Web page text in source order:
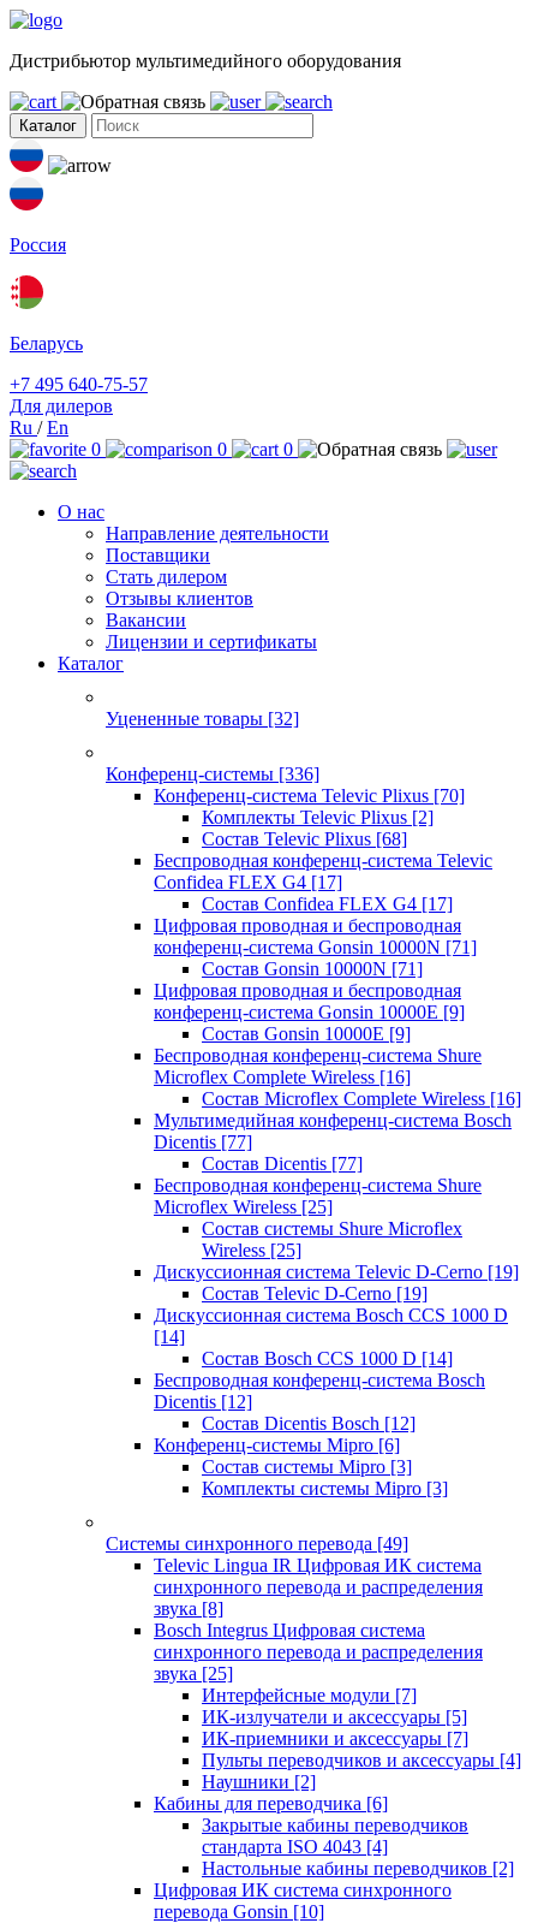
Дистрибьютор мультимедийного оборудования
Каталог
Россия
Беларусь
+7 495 640-75-57
Для дилеров
Ru /En
0
0 0
О нас
Направление деятельности
Поставщики
Стать дилером
Отзывы клиентов
Вакансии
Лицензии и сертификаты
Каталог
Уцененные товары [32]
Конференц-системы [336]
Конференц-система Televic Plixus [70]
Комплекты Televic Plixus [2]
Состав Televic Plixus [68]
Беспроводная конференц-система Televic
Confidea FLEX G4 [17]
Состав Confidea FLEX G4 [17]
Цифровая проводная и беспроводная
конференц-система Gonsin 10000N [71]
Состав Gonsin 10000N [71]
Цифровая проводная и беспроводная
конференц-система Gonsin 10000E [9]
Состав Gonsin 10000E [9]
Беспроводная конференц-система Shure
Microflex Complete Wireless [16]
Состав Microflex Complete Wireless [16]
Мультимедийная конференц-система Bosch
Dicentis [77]
Состав Dicentis [77]
Беспроводная конференц-система Shure
Microflex Wireless [25]
Состав системы Shure Microflex
Wireless [25]
Дискуссионная система Televic D-Cerno [19]
Состав Televic D-Cerno [19]
Дискуссионная система Bosch CCS 1000 D
[14]
Состав Bosch CCS 1000 D [14]
Беспроводная конференц-система Bosch
Dicentis [12]
Состав Dicentis Bosch [12]
Конференц-системы Mipro [6]
Состав системы Mipro [3]
Комплекты системы Mipro [3]
Системы синхронного перевода [49]
Televic Lingua IR Цифровая ИК система
синхронного перевода и распределения
звука [8]
Bosch Integrus Цифровая система
синхронного перевода и распределения
звука [25]
Интерфейсные модули [7]
ИК-излучатели и аксессуары [5]
ИК-приемники и аксессуары [7]
Пульты переводчиков и аксессуары [4]
Наушники [2]
Кабины для переводчика [6]
Закрытые кабины переводчиков
стандарта ISO 4043 [4]
Настольные кабины переводчиков [2]
Цифровая ИК система синхронного
перевода Gonsin [10]